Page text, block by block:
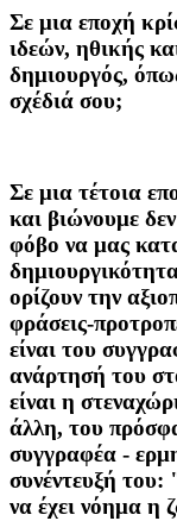
Σε μια εποχή
ιδεών, ηθικής
δημιουργός,
σχέδιά σου;
Σε μια τέτοια
και βιώνουμε
φόβο να μας
ορίζουν την
φράσεις-
είναι του
ανάρτησή του
είναι η
άλλη, του
συγγραφέα -
συνέντευξή του:
να έχει νόημα η